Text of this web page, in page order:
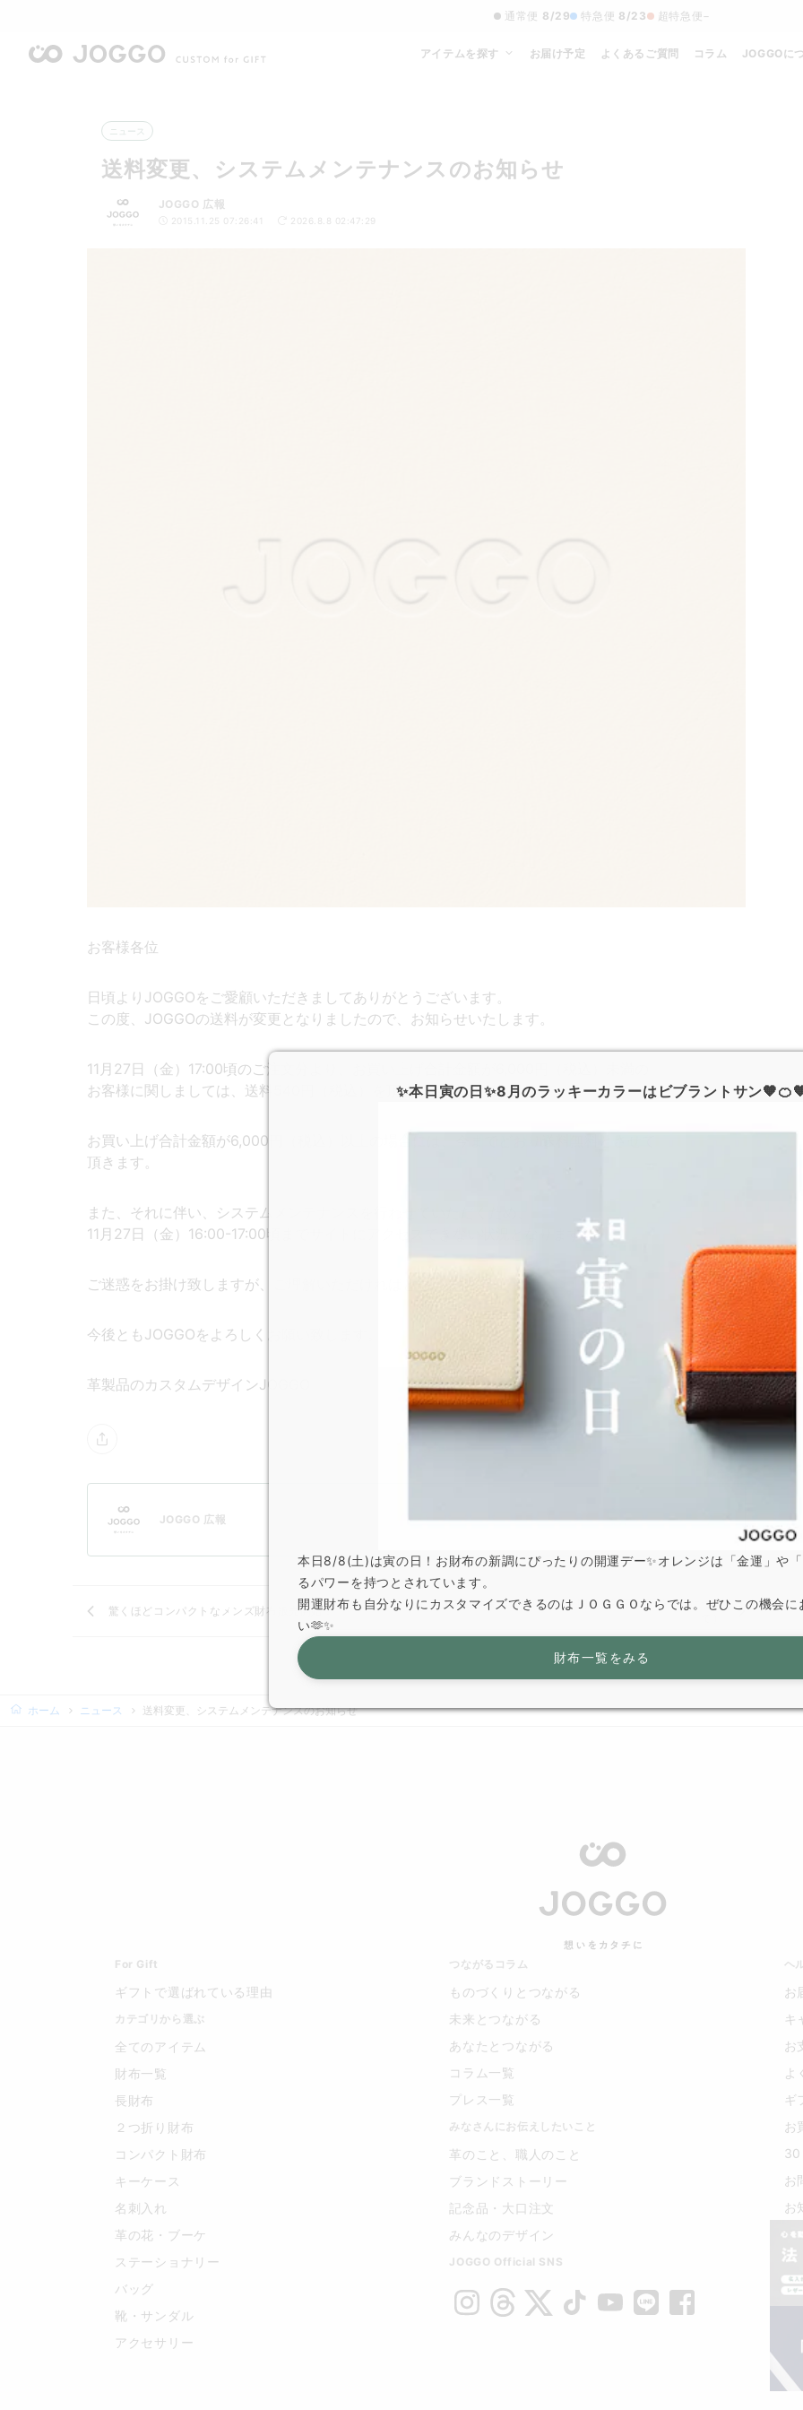
通常便 8/29 特急便 8/23 超特急便−
アイテムを探す お届け予定 よくあるご質問 コラム JOGGOに
ニュース
送料変更、システムメンテナンスのお知らせ
JOGGO 広報
2015.11.25 07:26:41 2026.8.8 02:47:29
お客様各位
日頃よりJOGGOをご愛顧いただきましてありがとうございます。
この度、JOGGOの送料が変更となりましたので、お知らせいたします。
11月27日（金）17:00頃のご注文分より、お買い上げ合計金額が6,000円（税込）未満の
お客様に関しましては、送料540円（税込）を頂くことになりました。
お買い上げ合計金額が6,000円（税込）以上の場合には、今までどおり送料無料とさせて
頂きます。
また、それに伴い、システムメンテナンスを行わせていただくため、
11月27日（金）16:00-17:00頃までサイトにアクセスできない状況となります。
ご迷惑をお掛け致しますが、ご理解いただければと思います。
今後ともJOGGOをよろしくお願い致します。
革製品のカスタムデザインJOGGO
JOGGO 広報
驚くほどコンパクトなメンズ財布販売開始！
年末年始休業のお知らせ（お問合せ対応・発送業務につい
ホーム ニュース 送料変更、システムメンテナンスのお知らせ
For Gift
ギフトで選ばれている理由
カテゴリから選ぶ
全てのアイテム
財布一覧
長財布
２つ折り財布
コンパクト財布
キーケース
名刺入れ
革の花・ブーケ
ステーショナリー
バッグ
靴・サンダル
アクセサリー
つながるコラム
ものづくりとつながる
未来とつながる
あなたとつながる
コラム一覧
プレス一覧
みなさんにお伝えしたいこと
革のこと、職人のこと
ブランドストーリー
記念品・大口注文
みんなのデザイン
JOGGO Official SNS
ヘ
お
キ
お
よ
ギ
お
30
お
お
✨本日寅の日✨8月のラッキーカラーはビブラントサン
本日8/8(土)は寅の日！お財布の新調にぴったりの開運デー✨オレンジは「金運」や
るパワーを持つとされています。
開運財布も自分なりにカスタマイズできるのはＪＯＧＧＯならでは。ぜひこの機会
い🫶✨
財布一覧をみる